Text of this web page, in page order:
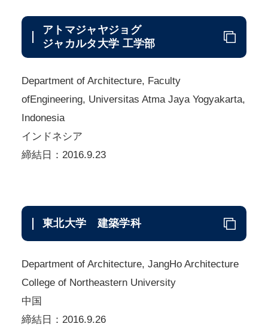
アトマジャヤジョグ
ジャカルタ大学 工学部
Department of Architecture, Faculty
ofEngineering, Universitas Atma Jaya Yogyakarta,
Indonesia
インドネシア
締結日：2016.9.23
東北大学 建築学科
Department of Architecture, JangHo Architecture
College of Northeastern University
中国
締結日：2016.9.26